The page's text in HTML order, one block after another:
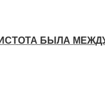
БЫЛА